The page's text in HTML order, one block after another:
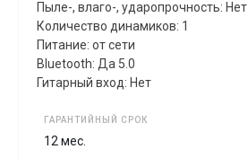
Пыле-, влаго-, ударопрочность: Нет
Количество динамиков: 1
Питание: от сети
Bluetooth: Да 5.0
Гитарный вход: Нет
ГАРАНТИЙНЫЙ СРОК
12 мес.